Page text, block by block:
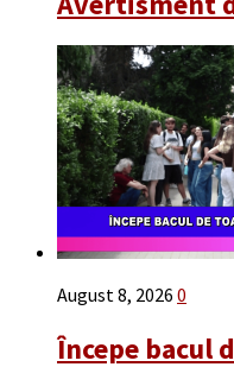
August 8, 2026 0
Începe bacul